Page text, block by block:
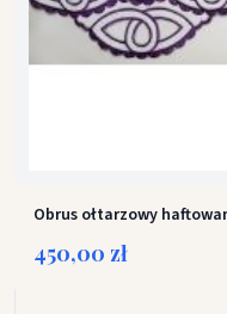
Obrus ołtarzowy
450,00 zł